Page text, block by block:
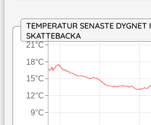
TEMPERATUR SENASTE DYGNET I
SKATTEBACKA
9°C
12°C
15°C
18°C
21°C